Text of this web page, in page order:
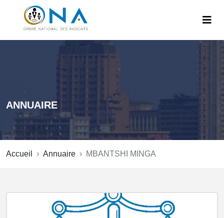
ANNUAIRE
Accueil Annuaire MBANTSHI MINGA